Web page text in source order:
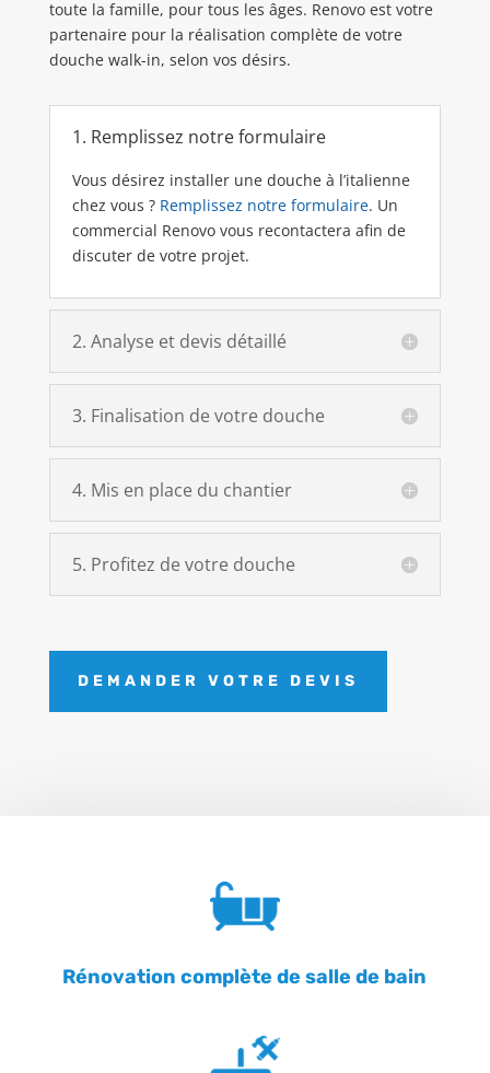
toute la famille, pour tous les âges. Renovo est votre
partenaire pour la réalisation complète de votre
douche walk-in, selon vos désirs.
1. Remplissez notre formulaire
Vous désirez installer une douche à l’italienne
chez vous ? Remplissez notre formulaire. Un
commercial Renovo vous recontactera afin de
discuter de votre projet.
2. Analyse et devis détaillé
3. Finalisation de votre douche
4. Mis en place du chantier
5. Profitez de votre douche
DEMANDER VOTRE DEVIS
Rénovation complète de salle de bain